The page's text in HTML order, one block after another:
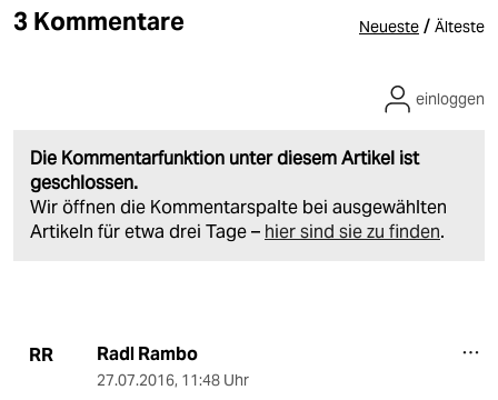
3 Kommentare Neueste / Älteste
Die Kommentarfunktion unter diesem Artikel ist
geschlossen.
Wir öffnen die Kommentarspalte bei ausgewählten
Artikeln für etwa drei Tage – hier sind sie zu finden.
einloggen
RR Radl Rambo
27.07.2016, 11:48 Uhr